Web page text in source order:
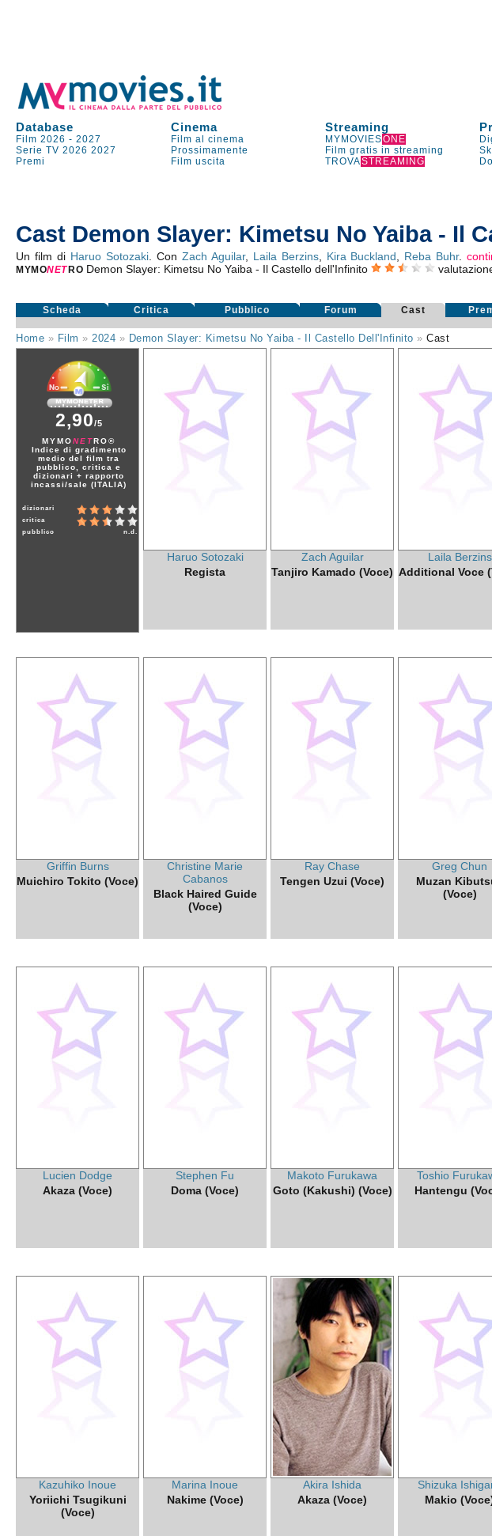
Database Cinema Streaming
Film 2026 -2027 Film al cinema MYMOVIESONE
Serie TV 2026 2027 Prossimamente Film gratis in streaming
Premi
Film uscita TROVASTREAMING
Cast Demon Slayer: Kimetsu No Yaiba - Il
Un film di Haruo Sotozaki. Con Zach Aguilar, Laila Berzins, Kira Buckland Reba Buhr.
MYMONET RO Demon Slayer: Kimetsu No Yaiba - Il Castello dell'Infinito
Scheda Critica Pubblico Forum Cast
Home » Film » 2024 » Demon Slayer: Kimetsu No Yaiba - Il Castello Dell'Infinito »Cast
2,90/5
MYMONETRO®
Indice di gradimento
medio del film tra
pubblico, critica e
dizionari + rapporto
incassi/sale (ITALIA)
dizionari
critica
pubblico
n.d.
Haruo Sotozaki
Regista
Zach Aguilar
Tanjiro Kamado (Voce)
Laila Berzins
Additional Voce
Griffin Burns
Muichiro Tokito (Voce)
Christine Marie
Cabanos
Black Haired Guide
(Voce)
Ray Chase
Tengen Uzui (Voce)
Greg Chun
Muzan
(Voce)
Lucien Dodge
Akaza (Voce)
Stephen Fu
Doma (Voce)
Makoto Furukawa
Goto (Kakushi) (Voce)
Toshio
Hantengu
Kazuhiko Inoue
Yoriichi Tsugikuni
(Voce)
Marina Inoue
Nakime (Voce)
Akira Ishida
Akaza (Voce)
Shizuka
Makio